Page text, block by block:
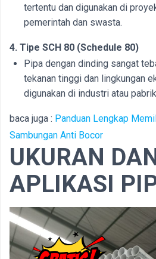
tertentu dan digunakan di
pemerintah dan swasta.
4. Tipe SCH 80 (Schedule 80)
Pipa dengan dinding sangat
tekanan tinggi dan lingkungan
digunakan di industri atau
baca juga : Panduan Lengkap
Sambungan Anti Bocor
UKURAN
APLIKASI